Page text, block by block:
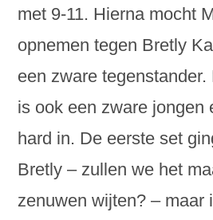
met 9-11. Hierna mocht
opnemen tegen Bretly
een zware
is ook een zware jongen
hard in. De eerste set
Bretly – zullen we het
zenuwen wijten? – maar